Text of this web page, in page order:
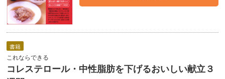
書籍
これならできる
コレステロール・中性脂肪を下げるおいしい献立３